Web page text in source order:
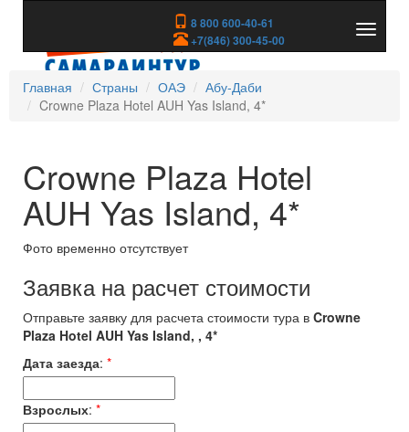
8 800 600-40-61
+7(846) 300-45-00
скрыть
Главная
Страны ОАЭ
Абу-Даби
Crowne Plaza Hotel AUH Yas Island, 4*
Crowne Plaza Hotel
AUH Yas Island, 4*
Фото временно отсутствует
Заявка на расчет стоимости
Отправьте заявку для расчета стоимости тура в Crowne
Plaza Hotel AUH Yas Island, , 4*
Дата заезда: *
Взрослых: *